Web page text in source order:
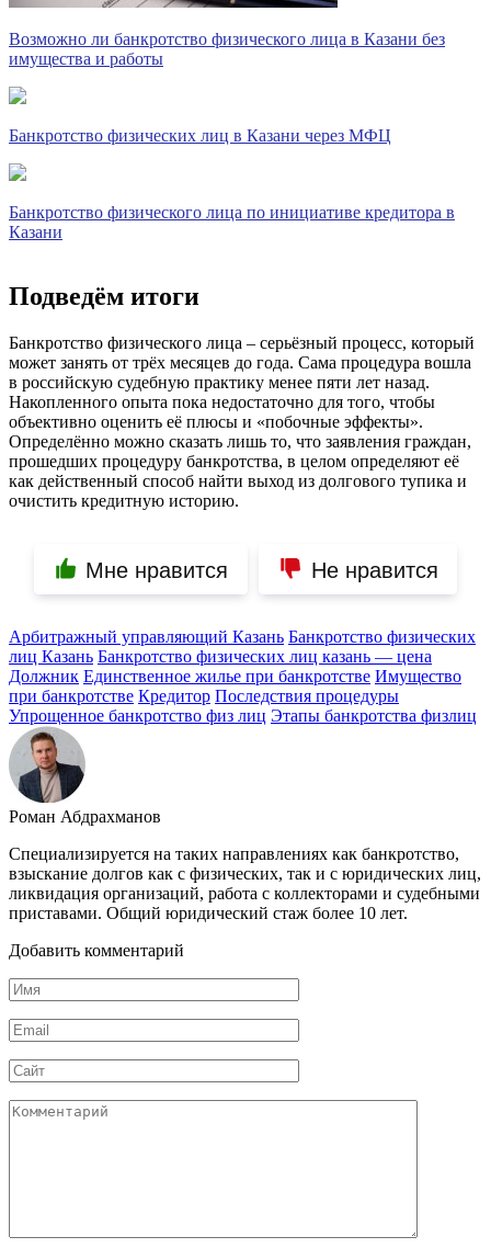
Возможно ли банкротство физического лица в Казани без
имущества и работы
Банкротство физических лиц в Казани через МФЦ
Банкротство физического лица по инициативе кредитора в
Казани
Подведём итоги
Банкротство физического лица – серьёзный процесс, который
может занять от трёх месяцев до года. Сама процедура вошла
в российскую судебную практику менее пяти лет назад.
Накопленного опыта пока недостаточно для того, чтобы
объективно оценить её плюсы и «побочные эффекты».
Определённо можно сказать лишь то, что заявления граждан,
прошедших процедуру банкротства, в целом определяют её
как действенный способ найти выход из долгового тупика и
очистить кредитную историю.
Мне нравится Не нравится
Арбитражный управляющий Казань Банкротство физических
лиц Казань Банкротство физических лиц казань — цена
Должник Единственное жилье при банкротстве Имущество
при банкротстве Кредитор Последствия процедуры
Упрощенное банкротство физ лиц Этапы банкротства физлиц
Роман Абдрахманов
Специализируется на таких направлениях как банкротство,
взыскание долгов как с физических, так и с юридических лиц,
ликвидация организаций, работа с коллекторами и судебными
приставами. Общий юридический стаж более 10 лет.
Добавить комментарий
Имя
Email
Сайт
Комментарий